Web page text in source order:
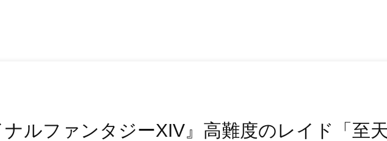
ナルファンタジーXIV』高難度のレイド「至